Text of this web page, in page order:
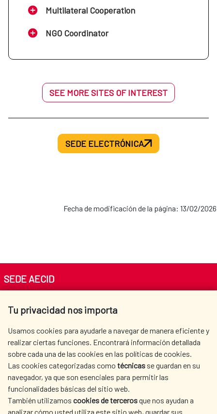
Multilateral Cooperation
NGO Coordinator
SEE MORE SITES OF INTEREST
SEDE ELECTRÓNICA
Fecha de modificación de la página: 13/02/2026
Tu privacidad nos importa
Usamos cookies para ayudarle a navegar de manera eficiente y
realizar ciertas funciones. Encontrará información detallada
sobre cada una de las cookies en las políticas de cookies.
Las cookies categorizadas como técnicas se guardan en su
navegador, ya que son esenciales para permitir las
funcionalidades básicas del sitio web.
También utilizamos cookies de tercerosque nos ayudan a
analizar cómo usted utiliza este sitio web, guardar sus
SEDE AECID
Tel. +34 900 20 30 54​​​​​​​
AECID
WHERE DO WE COOPERATE?
SPANISH HUMANITARIAN
ACTION
PRESS ROOM
CULTURE AND SCIENCE LIBRARY